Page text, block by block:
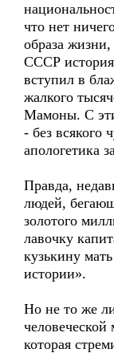
что нет
образа
СССР история
вступил в
жалкого
Мамоны. С
- без всякого
апологетика
Правда,
людей,
золотого
лавочку
кузькину
истории».
Но не то же
которая